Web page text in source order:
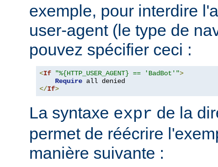
exemple, pour interdire
user-agent (le type de
pouvez spécifier ceci :
<If "%{HTTP_USER_AGENT} == 'BadBot'">
Require
</If>
La syntaxe expr de la
permet de réécrire
manière suivante :